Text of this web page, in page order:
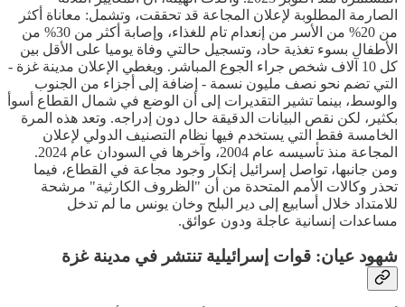
الصارمة المطلوبة لإعلان المجاعة قد تحققت، وتشمل: معاناة أكثر
من 20% من الأسر من إنعدام تام للغذاء، وإصابة أكثر من 30% من
الأطفال بسوء تغذية حاد، وتسجيل حالتي وفاة يوميا على الأقل بين
كل 10 آلاف شخص جراء الجوع المباشر. ويغطي الإعلان مدينة غزة -
التي تضم نحو نصف مليون نسمة - إضافة إلى أجزاء من الجنوب
والوسط، بينما تشير التقديرات إلى أن الوضع في شمال القطاع أسوأ
بكثير، لكن نقص البيانات الدقيقة حال دون إدراجه. وتعد هذه المرة
الخامسة فقط التي يستخدم فيها نظام التصنيف الدولي لإعلان
المجاعة منذ تأسيسه عام 2004، وآخرها في السودان عام 2024.
ومن جانبها، تواصل إسرائيل إنكار وجود مجاعة في القطاع، فيما
تحذر وكالات الأمم المتحدة من أن "الظروف الكارثية" مرشحة
للامتداد خلال أسابيع إلى دير البلح وخان يونس ما لم تدخل
مساعدات إنسانية عاجلة ودون عوائق.
شهود عيان: قوات إسرائيلية تنتشر في مدينة غزة